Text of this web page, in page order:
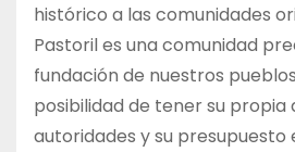
histórico a las comunidades
Pastoril es una comunidad
fundación de nuestros
posibilidad de tener su propia
autoridades y su presupuesto